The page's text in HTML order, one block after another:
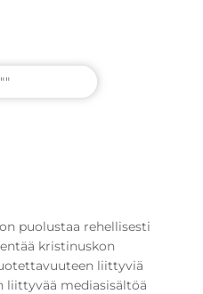
puolustaa rehellisesti
kristinuskon
liittyviä
liittyvää mediasisältöä